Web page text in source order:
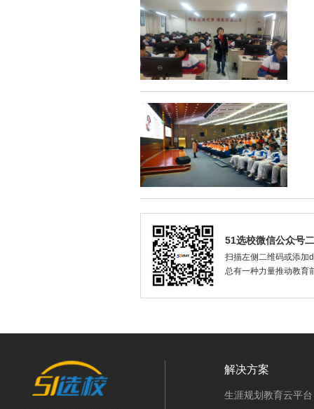
51选校微信公众号
扫描左侧二维码或添加
总有一种力量推动教育
解决方案
生涯规划教育云平台